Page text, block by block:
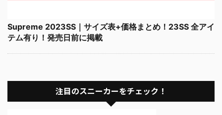
Supreme 2023SS｜サイズ表+価格まとめ！23SS 全アイ
テム有り！発売日前に掲載
注目のスニーカーをチェック！